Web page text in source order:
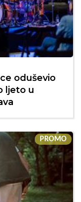
oduševio
ljeto u
PROMO